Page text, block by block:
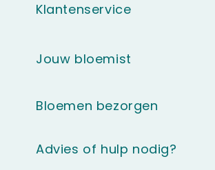
Advies of hulp nodig?
Klantenservice
Jouw bloemist
Bloemen bezorgen